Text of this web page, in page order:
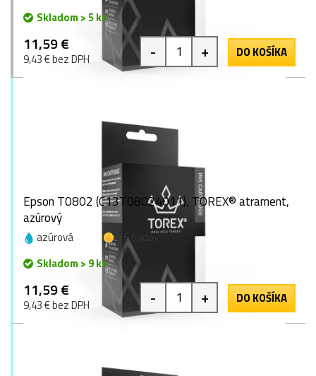
Skladom > 5 ks
11,59 €
9,43 € bez DPH - + DO KOŠÍKA
Epson T0802 (C13T08024011), TOREX® atrament,
azúrový
azúrová
16 bodov
Skladom > 9 ks
11,59 €
9,43 € bez DPH - + DO KOŠÍKA